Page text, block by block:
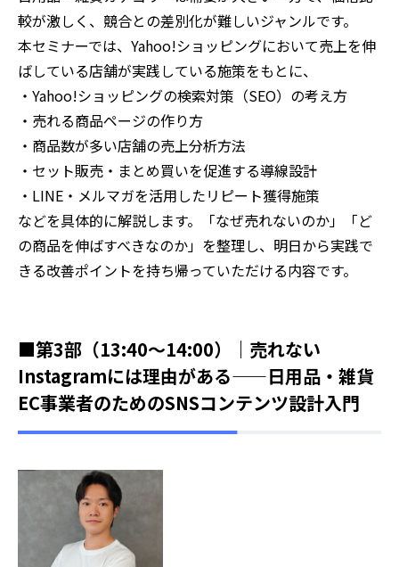
較が激しく、競合との差別化が難しいジャンルです。
本セミナーでは、Yahoo!ショッピングにおいて売上を伸
ばしている店舗が実践している施策をもとに、
・Yahoo!ショッピングの検索対策（SEO）の考え方
・売れる商品ページの作り方
・商品数が多い店舗の売上分析方法
・セット販売・まとめ買いを促進する導線設計
・LINE・メルマガを活用したリピート獲得施策
などを具体的に解説します。「なぜ売れないのか」「ど
の商品を伸ばすべきなのか」を整理し、明日から実践で
きる改善ポイントを持ち帰っていただける内容です。
■第3部（13:40～14:00）｜売れない
Instagramには理由がある——日用品・雑貨
EC事業者のためのSNSコンテンツ設計入門